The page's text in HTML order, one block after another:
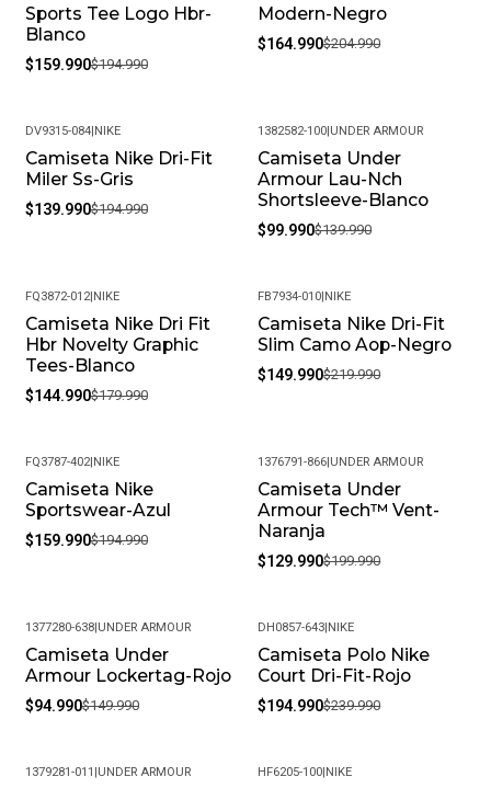
Claro, aceptamos cambios de talla siempre que el
producto esté en perfectas condiciones y con su empaque
original.
compra sea completamente satisfactoria.
Sports Tee Logo Hbr-
Blanco
$159.990$194.990
Modern-Negro
$164.990$204.990
-28%
DV9315-084|NIKE
Camiseta Nike Dri-Fit
Miler Ss-Gris
$139.990$194.990
-29%
1382582-100|UNDER ARMOUR
Camiseta Under
Armour Lau-Nch
Shortsleeve-Blanco
$99.990$139.990
-19%
FQ3872-012|NIKE
Camiseta Nike Dri Fit
Hbr Novelty Graphic
Tees-Blanco
$144.990$179.990
-32%
FB7934-010|NIKE
Camiseta Nike Dri-Fit
Slim Camo Aop-Negro
$149.990$219.990
-18%
FQ3787-402|NIKE
Camiseta Nike
Sportswear-Azul
$159.990$194.990
-35%
1376791-866|UNDER ARMOUR
Camiseta Under
Armour Tech™ Vent-
Naranja
$129.990$199.990
-37%
1377280-638|UNDER ARMOUR
Camiseta Under
Armour Lockertag-Rojo
$94.990$149.990
-19%
DH0857-643|NIKE
Camiseta Polo Nike
Court Dri-Fit-Rojo
$194.990$239.990
1379281-011 |UNDER ARMOUR HF6205-100|NIKE